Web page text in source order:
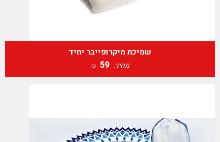
שמיכת מיקרופייבר יחיד
מחיר: 59
₪